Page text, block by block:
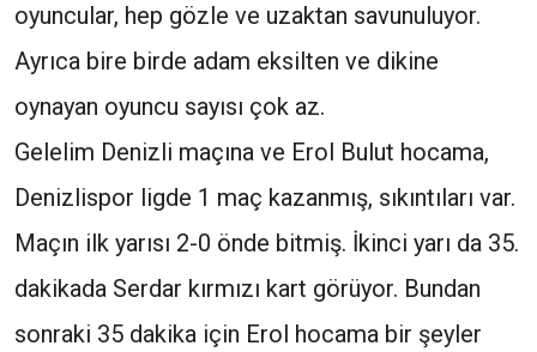
oyuncular, hep gözle ve uzaktan savunuluyor.
Ayrıca bire birde adam eksilten ve dikine
oynayan oyuncu sayısı çok az.
Gelelim Denizli maçına ve Erol Bulut hocama,
Denizlispor ligde 1 maç kazanmış, sıkıntıları var.
Maçın ilk yarısı 2-0 önde bitmiş. İkinci yarı da 35.
dakikada Serdar kırmızı kart görüyor. Bundan
sonraki 35 dakika için Erol hocama bir şeyler